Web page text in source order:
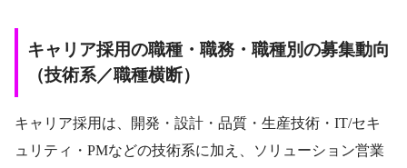
キャリア採用の職種・職務・職種別の募集動向
（技術系／職種横断）
キャリア採用は、開発・設計・品質・生産技術・IT/セキ
ュリティ・PMなどの技術系に加え、ソリューション営業